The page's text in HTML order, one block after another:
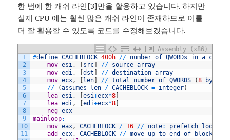
한 번에 한 캐쉬 라인[3]만을 활용하고 있습니다. 하지만
실제 CPU 에는 훨씬 많은 캐쉬 라인이 존재하므로 이를
더 잘 활용할 수 있도록 코드를 수정해보겠습니다.
Assembly (x86)
1
2
3
4
5
6
7
8
9
10
11
#define CACHEBLOCK 400h // number of QWORDs in a chunk
	mov
esi, src // source array
	mov
edi, [dst // destination array
	mov
ecx, len // total number of QWORDS (8 bytes
// (assumes len / CACHEBLOCK = integer)
	lea
esi, [esi+ecx*8
	lea
edi, [edi+ecx*8
	neg
ecx
mainloop:
	mov
eax, CACHEBLOCK / 16 // note: prefetch loop
	add
ecx, CACHEBLOCK // move up to end of
block